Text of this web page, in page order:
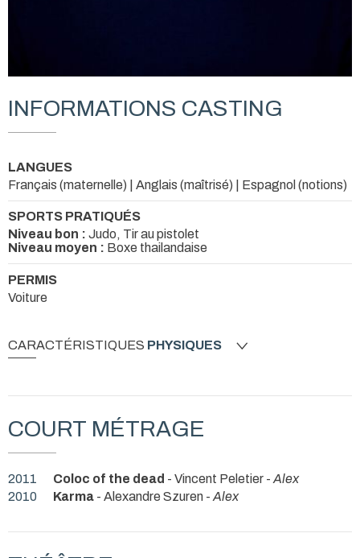
INFORMATIONS CASTING
LANGUES
Français (maternelle) | Anglais (maîtrisé) | Espagnol (notions)
SPORTS PRATIQUÉS
Niveau bon : Judo, Tir au pistolet
Niveau moyen : Boxe thailandaise
PERMIS
Voiture
CARACTÉRISTIQUES PHYSIQUES
COURT MÉTRAGE
2011 Coloc of the dead - Vincent Peletier - Alex
2010
Karma - Alexandre Szuren - Alex